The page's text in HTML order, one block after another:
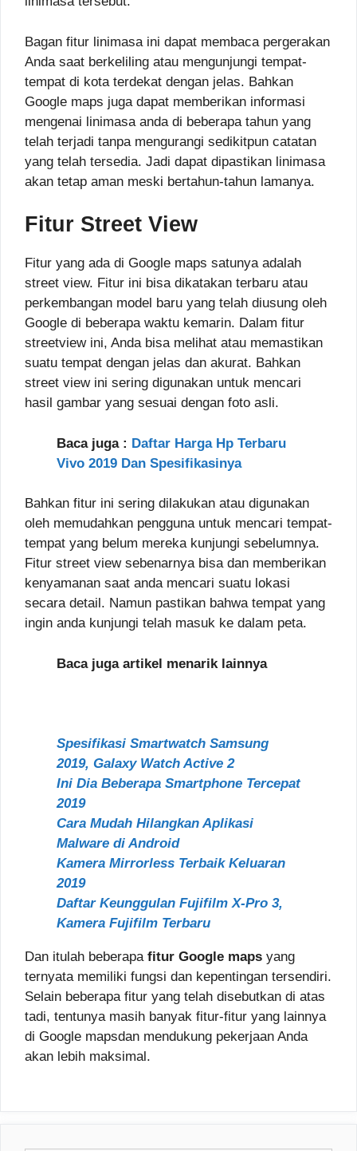
Bagan fitur linimasa ini dapat membaca pergerakan
Anda saat berkeliling atau mengunjungi tempat-
tempat di kota terdekat dengan jelas. Bahkan
Google maps juga dapat memberikan informasi
mengenai linimasa anda di beberapa tahun yang
telah terjadi tanpa mengurangi sedikitpun catatan
yang telah tersedia. Jadi dapat dipastikan linimasa
akan tetap aman meski bertahun-tahun lamanya.
Fitur Street View
Fitur yang ada di Google maps satunya adalah
street view. Fitur ini bisa dikatakan terbaru atau
perkembangan model baru yang telah diusung oleh
Google di beberapa waktu kemarin. Dalam fitur
streetview ini, Anda bisa melihat atau memastikan
suatu tempat dengan jelas dan akurat. Bahkan
street view ini sering digunakan untuk mencari
hasil gambar yang sesuai dengan foto asli.
Baca juga : Daftar Harga Hp Terbaru
Vivo 2019 Dan Spesifikasinya
Bahkan fitur ini sering dilakukan atau digunakan
oleh memudahkan pengguna untuk mencari tempat-
tempat yang belum mereka kunjungi sebelumnya.
Fitur street view sebenarnya bisa dan memberikan
kenyamanan saat anda mencari suatu lokasi
secara detail. Namun pastikan bahwa tempat yang
ingin anda kunjungi telah masuk ke dalam peta.
Baca juga artikel menarik lainnya
Spesifikasi Smartwatch Samsung
2019, Galaxy Watch Active 2
Ini Dia Beberapa Smartphone Tercepat
2019
Cara Mudah Hilangkan Aplikasi
Malware di Android
Kamera Mirrorless Terbaik Keluaran
2019
Daftar Keunggulan Fujifilm X-Pro 3,
Kamera Fujifilm Terbaru
Dan itulah beberapa fitur Google maps yang
ternyata memiliki fungsi dan kepentingan tersendiri.
Selain beberapa fitur yang telah disebutkan di atas
tadi, tentunya masih banyak fitur-fitur yang lainnya
di Google mapsdan mendukung pekerjaan Anda
akan lebih maksimal.